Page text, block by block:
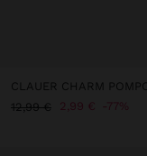
CLAUER CHARM
12,99 €
2,99 € 77%